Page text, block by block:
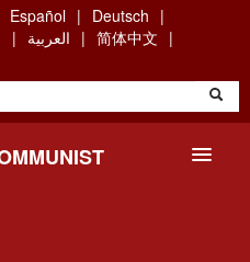
Español
Deutsch
العربية
简体中文